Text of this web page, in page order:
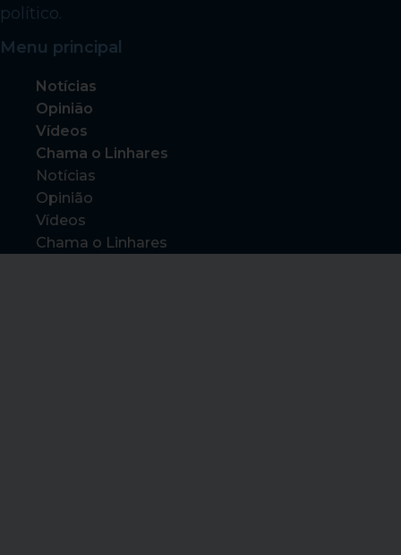
político.
Menu principal
Notícias
Opinião
Vídeos
Chama o Linhares
Notícias
Opinião
Vídeos
Chama o Linhares